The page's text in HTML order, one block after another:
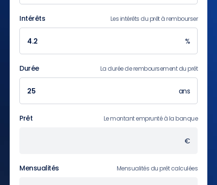
Intérêts Les intérêts du prêt à rembourser
%
Durée La durée de remboursement du prêt
ans
Prêt Le montant emprunté à la banque
€
Mensualités Mensualités du prêt calculées